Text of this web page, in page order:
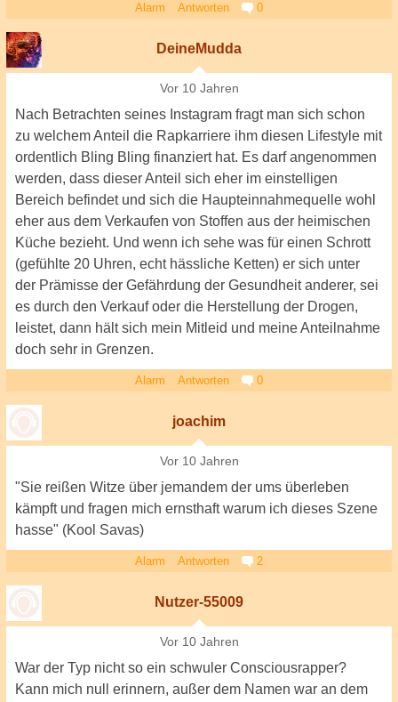
Alarm Antworten 0
DeineMudda
Vor 10 Jahren
Nach Betrachten seines Instagram fragt man sich schon
zu welchem Anteil die Rapkarriere ihm diesen Lifestyle mit
ordentlich Bling Bling finanziert hat. Es darf angenommen
werden, dass dieser Anteil sich eher im einstelligen
Bereich befindet und sich die Haupteinnahmequelle wohl
eher aus dem Verkaufen von Stoffen aus der heimischen
Küche bezieht. Und wenn ich sehe was für einen Schrott
(gefühlte 20 Uhren, echt hässliche Ketten) er sich unter
der Prämisse der Gefährdung der Gesundheit anderer, sei
es durch den Verkauf oder die Herstellung der Drogen,
leistet, dann hält sich mein Mitleid und meine Anteilnahme
doch sehr in Grenzen.
Alarm Antworten 0
joachim
Vor 10 Jahren
"Sie reißen Witze über jemandem der ums überleben
kämpft und fragen mich ernsthaft warum ich dieses Szene
hasse" (Kool Savas)
Alarm Antworten 2
Nutzer-55009
Vor 10 Jahren
War der Typ nicht so ein schwuler Consciousrapper?
Kann mich null erinnern, außer dem Namen war an dem